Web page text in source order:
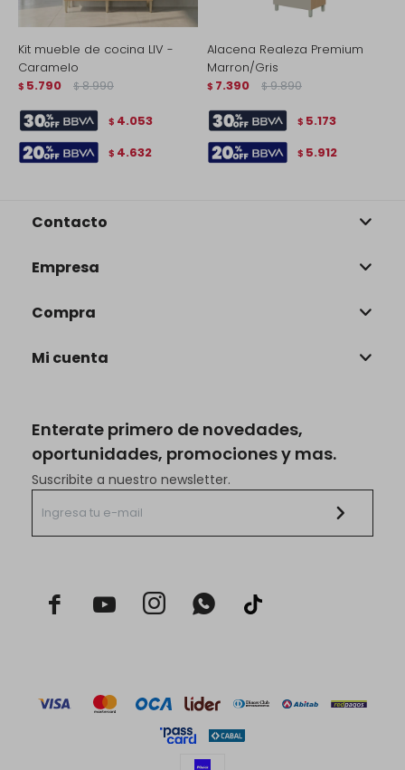
Kit mueble de cocina LIV -
Caramelo
$ 5.790 $ 8.990
$ 4.053
$ 4.632
Alacena Realeza Premium
Marron/Gris
$ 7.390 $ 9.890
$ 5.173
$ 5.912
Enterate primero de novedades,
oportunidades, promociones y mas.
Suscribite a nuestro newsletter.
  
Contacto
Empresa
Compra
Mi cuenta